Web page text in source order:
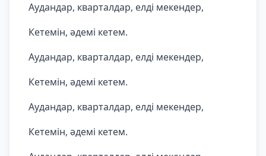
Аудандар, кварталдар, елді мекендер,
Кетемін, әдемі кетем.
Аудандар, кварталдар, елді мекендер,
Кетемін, әдемі кетем.
Аудандар, кварталдар, елді мекендер,
Кетемін, әдемі кетем.